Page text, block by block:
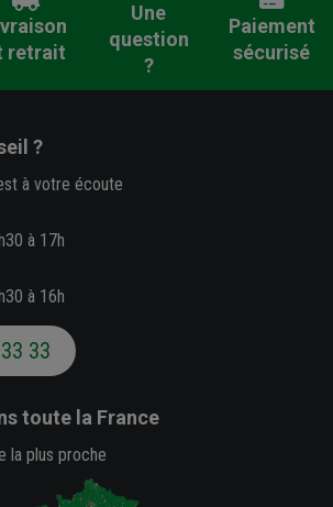
retrait
Une
question
?
Paiement
sécurisé
?
à votre écoute
à 17h
à 16h
33
toute la France
la plus proche